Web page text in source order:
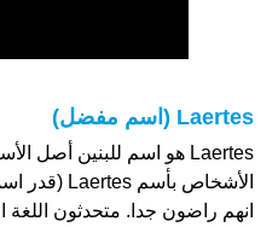
Laertes (اسم مفضل)
انهم راضون جدا. متحدثون اللغة